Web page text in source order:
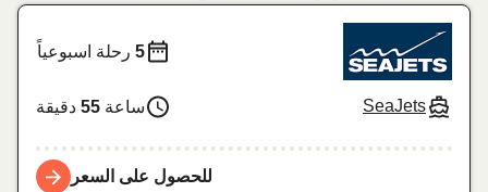
SeaJets
5رحلة اسبوعياً
ساعة55دقيقة
للحصول على السعر